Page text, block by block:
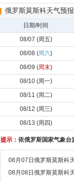
俄罗斯莫斯科天气预
日期/时间
08/07 (周五)
08/08 (周六)
08/09 (周末)
08/10 (周一)
08/11 (周二)
08/12 (周三)
08/13 (周四)
提示： 依俄罗斯国家气象台
08月07日俄罗斯莫斯科
08月08日俄罗斯莫斯科